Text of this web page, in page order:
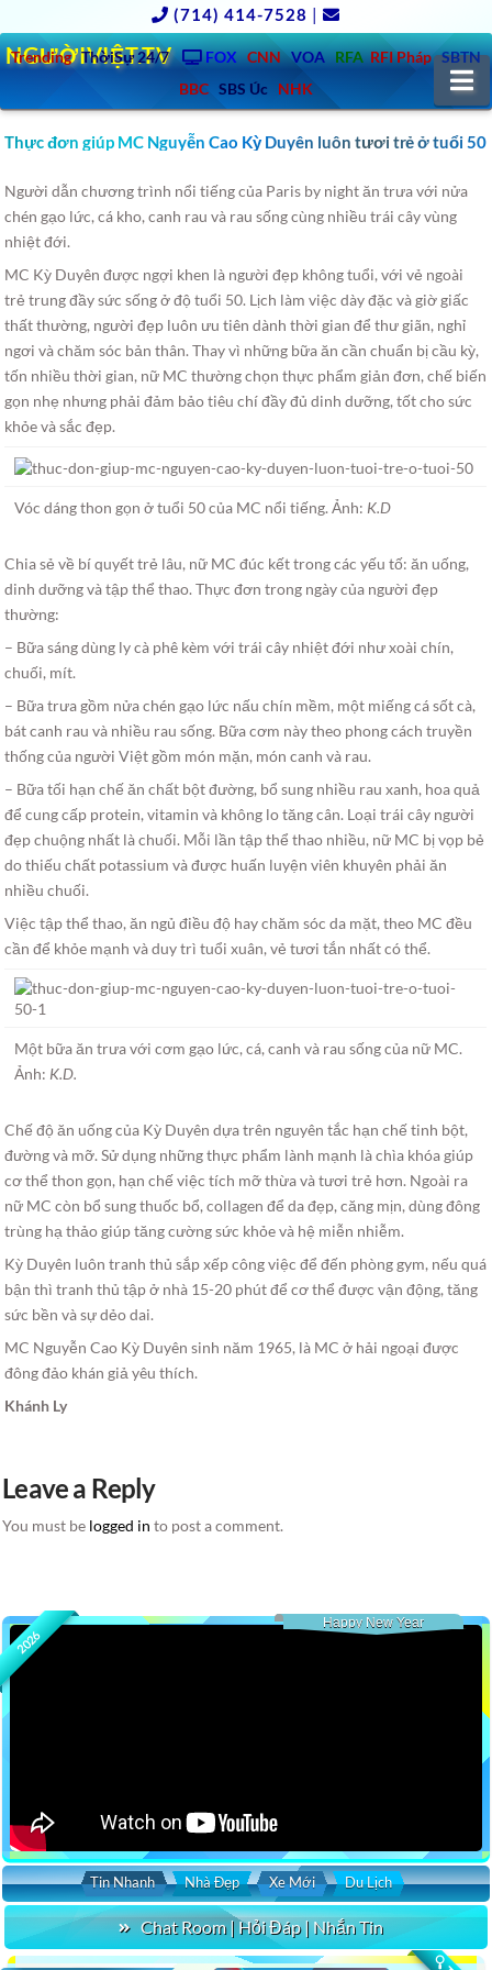
(714) 414-7528 |
Trending ThờiSự 24/7 FOX CNN VOA RFA RFI Pháp SBTN
BBC SBS Úc NHK
NGƯỜIVIỆT.TV
Thực đơn giúp MC Nguyễn Cao Kỳ Duyên luôn tươi trẻ ở tuổi 50
Người dẫn chương trình nổi tiếng của Paris by night ăn trưa với nửa
chén gạo lức, cá kho, canh rau và rau sống cùng nhiều trái cây vùng
nhiệt đới.
MC Kỳ Duyên được ngợi khen là người đẹp không tuổi, với vẻ ngoài
trẻ trung đầy sức sống ở độ tuổi 50. Lịch làm việc dày đặc và giờ giấc
thất thường, người đẹp luôn ưu tiên dành thời gian để thư giãn, nghỉ
ngơi và chăm sóc bản thân. Thay vì những bữa ăn cần chuẩn bị cầu kỳ,
tốn nhiều thời gian, nữ MC thường chọn thực phẩm giản đơn, chế biến
gọn nhẹ nhưng phải đảm bảo tiêu chí đầy đủ dinh dưỡng, tốt cho sức
khỏe và sắc đẹp.
Vóc dáng thon gọn ở tuổi 50 của MC nổi tiếng. Ảnh: K.D
Chia sẻ về bí quyết trẻ lâu, nữ MC đúc kết trong các yếu tố: ăn uống,
dinh dưỡng và tập thể thao. Thực đơn trong ngày của người đẹp
thường:
– Bữa sáng dùng ly cà phê kèm với trái cây nhiệt đới như xoài chín,
chuối, mít.
– Bữa trưa gồm nửa chén gạo lức nấu chín mềm, một miếng cá sốt cà,
bát canh rau và nhiều rau sống. Bữa cơm này theo phong cách truyền
thống của người Việt gồm món mặn, món canh và rau.
– Bữa tối hạn chế ăn chất bột đường, bổ sung nhiều rau xanh, hoa quả
để cung cấp protein, vitamin và không lo tăng cân. Loại trái cây người
đẹp chuộng nhất là chuối. Mỗi lần tập thể thao nhiều, nữ MC bị vọp bẻ
do thiếu chất potassium và được huấn luyện viên khuyên phải ăn
nhiều chuối.
Việc tập thể thao, ăn ngủ điều độ hay chăm sóc da mặt, theo MC đều
cần để khỏe mạnh và duy trì tuổi xuân, vẻ tươi tắn nhất có thể.
Một bữa ăn trưa với cơm gạo lức, cá, canh và rau sống của nữ MC.
Ảnh: K.D.
Chế độ ăn uống của Kỳ Duyên dựa trên nguyên tắc hạn chế tinh bột,
đường và mỡ. Sử dụng những thực phẩm lành mạnh là chìa khóa giúp
cơ thể thon gọn, hạn chế việc tích mỡ thừa và tươi trẻ hơn. Ngoài ra
nữ MC còn bổ sung thuốc bổ, collagen để da đẹp, căng mịn, dùng đông
trùng hạ thảo giúp tăng cường sức khỏe và hệ miễn nhiễm.
Kỳ Duyên luôn tranh thủ sắp xếp công việc để đến phòng gym, nếu quá
bận thì tranh thủ tập ở nhà 15-20 phút để cơ thể được vận động, tăng
sức bền và sự dẻo dai.
MC Nguyễn Cao Kỳ Duyên sinh năm 1965, là MC ở hải ngoại được
đông đảo khán giả yêu thích.
Khánh Ly
Leave a Reply
You must be logged in to post a comment.
2026
Happy New Year
Tin Nhanh Nhà Đẹp Xe Mới Du Lịch
Chat Room | Hỏi Đáp | Nhắn Tin